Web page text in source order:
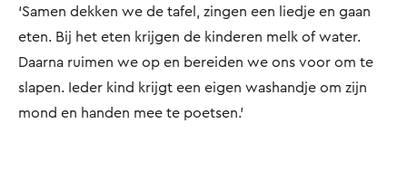
‘Samen dekken we de tafel, zingen een liedje en gaan
eten. Bij het eten krijgen de kinderen melk of water.
Daarna ruimen we op en bereiden we ons voor om te
slapen. Ieder kind krijgt een eigen washandje om zijn
mond en handen mee te poetsen.’